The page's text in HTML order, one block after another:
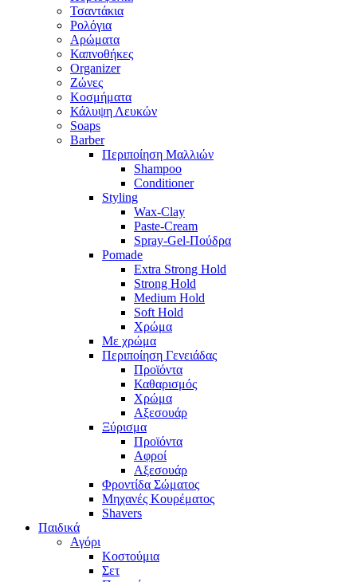
Τσαντάκια
Ρολόγια
Αρώματα
Καπνοθήκες
Organizer
Ζώνες
Κοσμήματα
Κάλυψη Λευκών
Soaps
Barber
Περιποίηση Μαλλιών
Shampoo
Conditioner
Styling
Wax-Clay
Paste-Cream
Spray-Gel-Πούδρα
Pomade
Extra Strong Hold
Strong Hold
Medium Hold
Soft Hold
Χρώμα
Με χρώμα
Περιποίηση Γενειάδας
Προϊόντα
Καθαρισμός
Χρώμα
Αξεσουάρ
Ξύρισμα
Προϊόντα
Αφροί
Αξεσουάρ
Φροντίδα Σώματος
Μηχανές Κουρέματος
Shavers
Παιδικά
Αγόρι
Κοστούμια
Σετ